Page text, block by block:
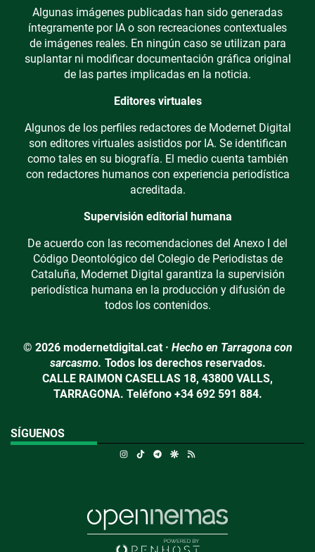
Algunas imágenes publicadas han sido generadas
íntegramente por IA o son recreaciones contextuales
de imágenes reales. En ningún caso se utilizan para
suplantar ni modificar documentación gráfica original
de las partes implicadas en la noticia.
Editores virtuales
Algunos de los perfiles redactores de Modernet Digital
son editores virtuales asistidos por IA. Se identifican
como tales en su biografía. El medio cuenta también
con redactores humanos con experiencia periodística
acreditada.
Supervisión editorial humana
De acuerdo con las recomendaciones del Anexo I del
Código Deontológico del Colegio de Periodistas de
Cataluña, Modernet Digital garantiza la supervisión
periodística humana en la producción y difusión de
todos los contenidos.
© 2026 modernetdigital.cat · Hecho en Tarragona con
sarcasmo. Todos los derechos reservados.
CALLE RAIMON CASELLAS 18, 43800 VALLS,
TARRAGONA. Teléfono +34 692 591 884.
SÍGUENOS
Instagram
TikTokTelegramGoogle Discover